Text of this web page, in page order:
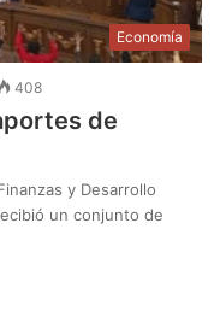
Economía
408
de
y Desarrollo
un conjunto de